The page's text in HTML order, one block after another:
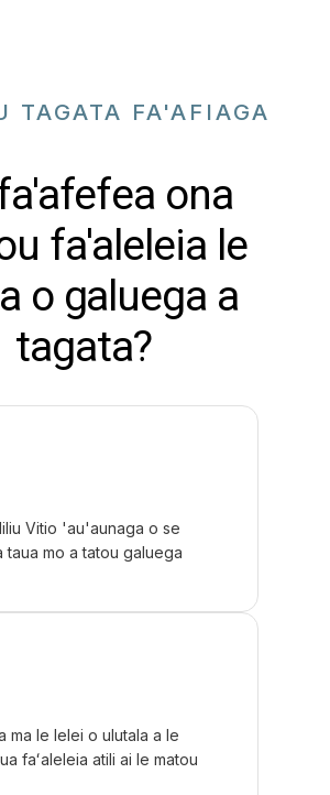
TAGATA FA'AFIAGA
ona
fa'aleleia le
o galuega a
tagata?
Vitio 'au'aunaga o se
taua mo a tatou galuega
ma le lelei o ulutala a le
faʻaleleia atili ai le matou